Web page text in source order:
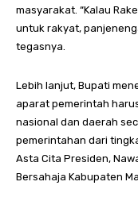
masyarakat. “Kalau
untuk rakyat,
tegasnya.
Lebih lanjut, Bupati
aparat pemerintah
nasional dan daerah
pemerintahan dari
Asta Cita Presiden,
Bersahaja Kabupaten